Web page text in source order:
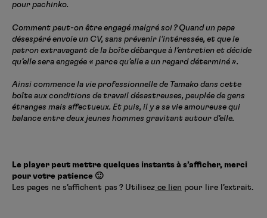
pour pachinko.
Comment peut-on être engagé malgré soi ? Quand un papa
désespéré envoie un CV, sans prévenir l’intéressée, et que le
patron extravagant de la boîte débarque à l’entretien et décide
qu’elle sera engagée « parce qu’elle a un regard déterminé ».
Ainsi commence la vie professionnelle de Tamako dans cette
boîte aux conditions de travail désastreuses, peuplée de gens
étranges mais affectueux. Et puis, il y a sa vie amoureuse qui
balance entre deux jeunes hommes gravitant autour d’elle.
Le player peut mettre quelques instants à s’afficher, merci
pour votre patience 🙂
Les pages ne s’affichent pas ? Utilisez ce lien pour lire l’extrait.